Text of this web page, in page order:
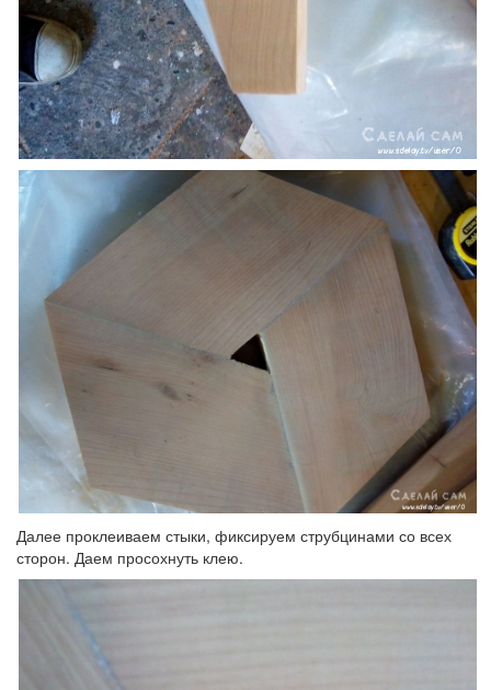
Далее проклеиваем стыки, фиксируем струбцинами со всех
сторон. Даем просохнуть клею.